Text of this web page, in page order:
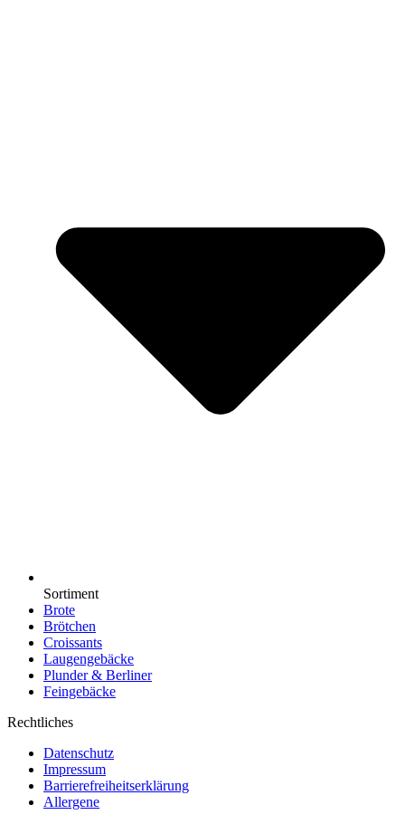
Sortiment
Brote
Brötchen
Croissants
Laugengebäcke
Plunder & Berliner
Feingebäcke
Rechtliches
Datenschutz
Impressum
Barrierefreiheitserklärung
Allergene